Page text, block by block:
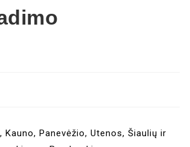
Panevėžio, Utenos, Šiaulių ir